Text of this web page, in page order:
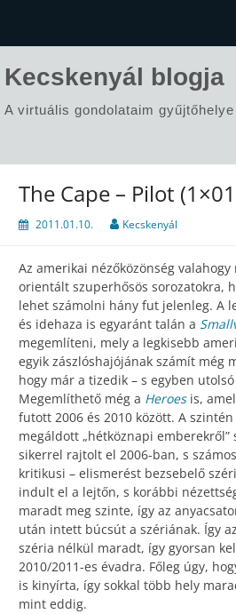
Kecskenyál blogja
A virtuális gondolataim gyűjtőhelye
The Cape – Pilot
2011.01.10. Kecskenyál
Az amerikai nézőközönség valahogy
orientált szuperhősös sorozatokra,
lehet számolni hány fut jelenleg. A
és idehaza is egyaránt talán a
megemlíteni, mely a legkisebb
egyik zászlóshajójának számít még
hogy már a tizedik – s egyben
Megemlíthető még a Heroes is,
futott 2006 és 2010 között. A
megáldott „hétköznapi emberekről”
sikerrel rajtolt el 2006-ban, s
kritikusi – elismerést bezsebelő
indult el a lejtőn, s korábbi
maradt meg szinte, így az
után intett búcsút a szériának. Így
széria nélkül maradt, így gyorsan
2010/2011-es évadra. Főleg úgy,
is kinyírta, így sokkal több hely
mint eddig.